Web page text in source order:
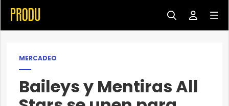
MERCADEO
Baileys y Mentiras All